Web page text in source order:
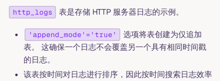
http_logs 表是存储 HTTP 服务器日志的示例。
'append_mode'='true'
选项将表创建为仅追加
表。 这确保一个日志不会覆盖另一个具有相同时间戳
的日志。
该表按时间对日志进行排序，因此按时间搜索日志效率